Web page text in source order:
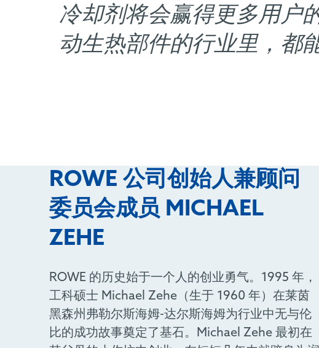
冷却剂将会赢得更多用户
动生热部件的行业里，都
ROWE 公司创始人兼顾问
委员会成员 MICHAEL
ZEHE
ROWE 的历史始于一个人的创业勇气。1995 年，
工科硕士 Michael Zehe（生于 1960 年）在莱茵
黑森州弗勒尔斯海姆-达尔斯海姆为行业中无与伦
比的成功故事奠定了基石。Michael Zehe 最初在